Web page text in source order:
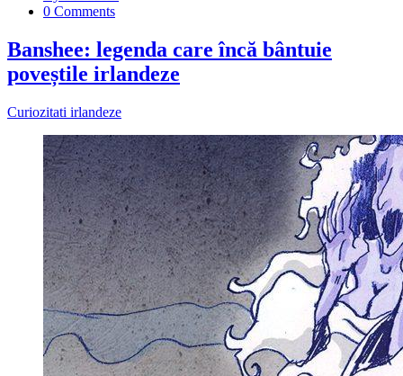
0 Comments
Banshee: legenda care încă bântuie
poveștile irlandeze
Curiozitati irlandeze